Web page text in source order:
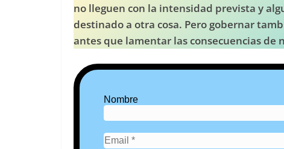
no lleguen con la intensidad prevista y
destinado a otra cosa. Pero gobernar
antes que lamentar las consecuencias de
Nombre